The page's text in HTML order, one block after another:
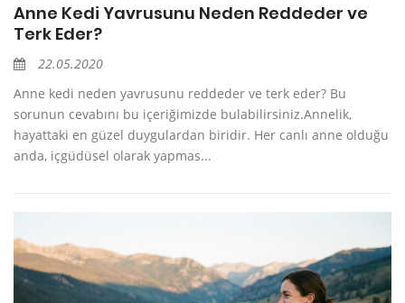
Anne Kedi Yavrusunu Neden Reddeder ve
Terk Eder?
22.05.2020
Anne kedi neden yavrusunu reddeder ve terk eder? Bu
sorunun cevabını bu içeriğimizde bulabilirsiniz.Annelik,
hayattaki en güzel duygulardan biridir. Her canlı anne olduğu
anda, içgüdüsel olarak yapmas...